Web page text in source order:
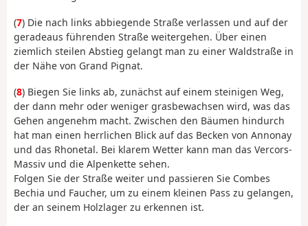
(7) Die nach links abbiegende Straße verlassen und auf der
geradeaus führenden Straße weitergehen. Über einen
ziemlich steilen Abstieg gelangt man zu einer Waldstraße in
der Nähe von Grand Pignat.
(8) Biegen Sie links ab, zunächst auf einem steinigen Weg,
der dann mehr oder weniger grasbewachsen wird, was das
Gehen angenehm macht. Zwischen den Bäumen hindurch
hat man einen herrlichen Blick auf das Becken von Annonay
und das Rhonetal. Bei klarem Wetter kann man das Vercors-
Massiv und die Alpenkette sehen.
Folgen Sie der Straße weiter und passieren Sie Combes
Bechia und Faucher, um zu einem kleinen Pass zu gelangen,
der an seinem Holzlager zu erkennen ist.